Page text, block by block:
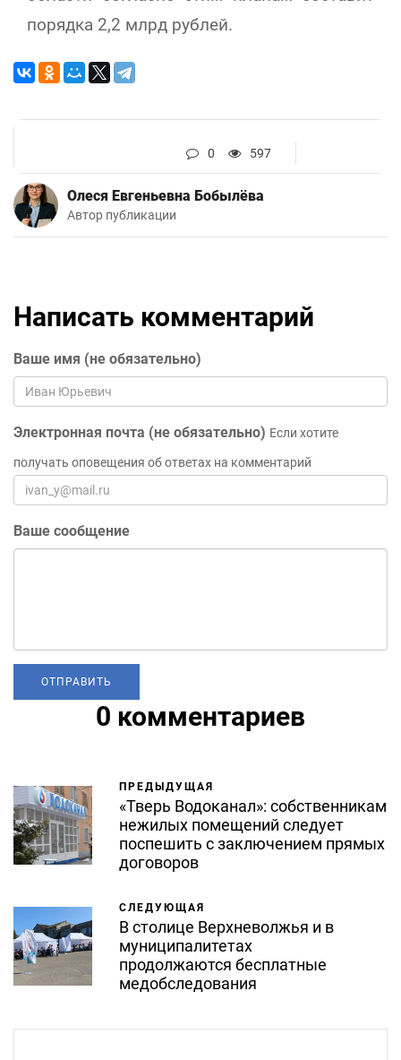
порядка 2,2 млрд рублей.
0 597
Олеся Евгеньевна Бобылёва
Автор публикации
Написать комментарий
Ваше имя (не обязательно)
Электронная почта (не обязательно) Если хотите
получать оповещения об ответах на комментарий
Ваше сообщение
0 комментариев
ПРЕДЫДУЩАЯ
«Тверь Водоканал»: собственникам
нежилых помещений следует
поспешить с заключением прямых
договоров
СЛЕДУЮЩАЯ
В столице Верхневолжья и в
муниципалитетах
продолжаются бесплатные
медобследования